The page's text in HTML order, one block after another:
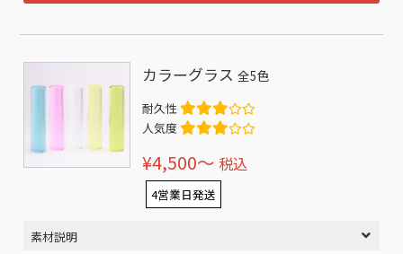
カラーグラス全5色
耐久性
人気度
¥4,500〜 税込
4営業日発送
素材説明